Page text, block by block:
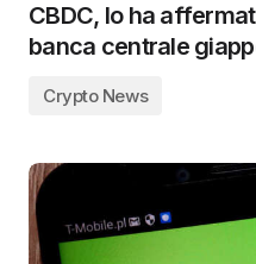
CBDC, lo ha
banca centrale
Crypto News